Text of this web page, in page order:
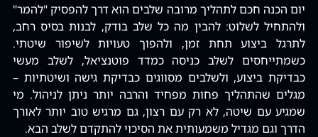
יום הכנה חכם לתהליך מרובה שלבים הוא דרך להפסיק "להמר"
ולהתחיל לשלוט: להבין מה כל שלב בודק, לבנות בסיס רחב,
לתרגל ביצוע תחת זמן, ולהפוך טעויות לשיפור שיטתי.
כשמתייחסים לשלב כניסה כמדד פוטנציאל, לשלב מעשי
כבדיקת ביצוע, ולשלבים מסווגים כבדיקת גישה ושיטתיות –
מגלים שהתהליך פחות מפחיד והרבה יותר ניתן לניהול. מי
שמגיע עם שיטה, לא רק עם רצון, גם מרגיש טוב יותר לאורך
הדרך וגם מגדיל משמעותית את הסיכוי להתקדם לשלב הבא.